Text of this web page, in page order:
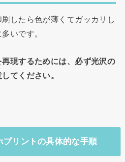
刷したら色が薄くてガッカリし
いです。
現するためには、必ず光沢の
てください。
プリントの具体的な手順